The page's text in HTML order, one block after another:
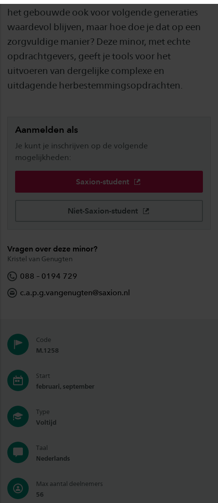
het gebouwde ook voor volgende generaties
waardevol blijven, maar hoe doe je dat op een
zorgvuldige manier? Deze minor, met echte
opdrachtgevers, geeft je tools voor het
uitvoeren van dergelijke complexe en
uitdagende herbestemmingsopdrachten.
Aanmelden als
Je kunt je inschrijven op de volgende
mogelijkheden:
Saxion-student
Niet-Saxion-student
Vragen over deze minor?
Kristel van Genugten
088 – 0194 729
c.a.p.g.vangenugten@saxion.nl
Code
M.1258
Start
februari, september
Type
Voltijd
Taal
Nederlands
Max aantal deelnemers
56